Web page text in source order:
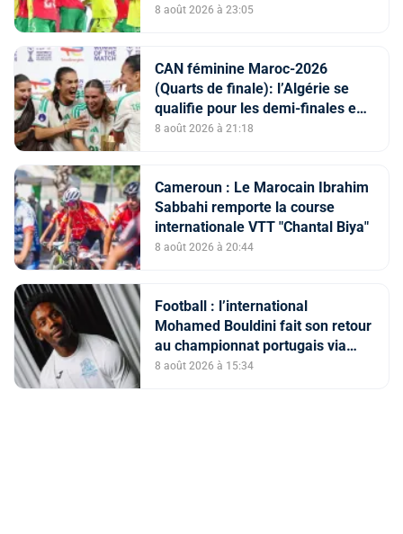
sa victoire face à l’Afrique du Sud
8 août 2026 à 23:05
CAN féminine Maroc-2026
(Quarts de finale): l’Algérie se
qualifie pour les demi-finales en
battant la Côte d’Ivoire (2-1)
8 août 2026 à 21:18
Cameroun : Le Marocain Ibrahim
Sabbahi remporte la course
internationale VTT "Chantal Biya"
8 août 2026 à 20:44
Football : l’international
Mohamed Bouldini fait son retour
au championnat portugais via
l’Académico de Viseu
8 août 2026 à 15:34